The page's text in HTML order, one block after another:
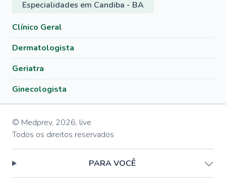
Especialidades em Candiba - BA
Clínico Geral
Dermatologista
Geriatra
Ginecologista
© Medprev, 2026, live
Todos os direitos reservados
PARA VOCÊ